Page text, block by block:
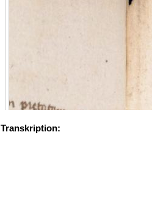
Transkription: